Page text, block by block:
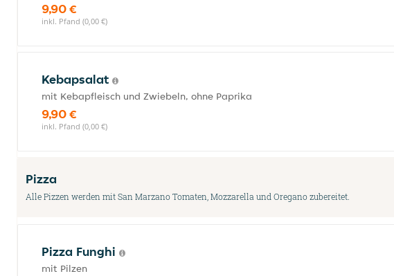
9,90 €
inkl. Pfand (0,00 €)
Kebapsalat
mit Kebapfleisch und Zwiebeln, ohne Paprika
9,90 €
inkl. Pfand (0,00 €)
Pizza
Alle Pizzen werden mit San Marzano Tomaten, Mozzarella und Oregano zubereitet.
Pizza Funghi
mit Pilzen